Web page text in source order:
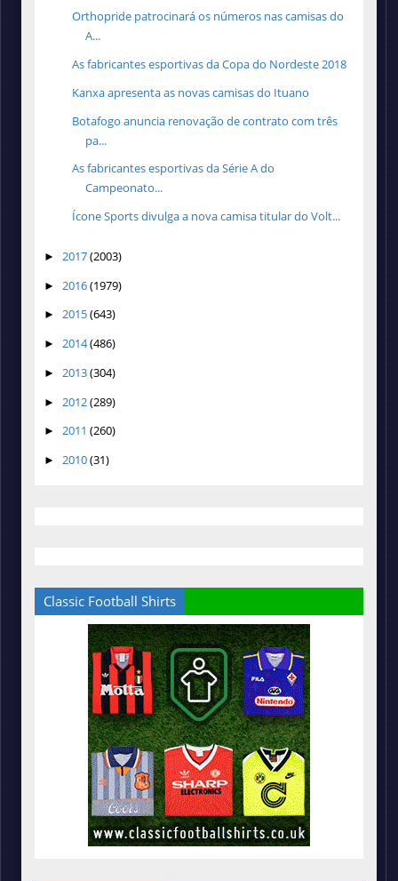
Orthopride patrocinará os números nas camisas do
A...
As fabricantes esportivas da Copa do Nordeste 2018
Kanxa apresenta as novas camisas do Ituano
Botafogo anuncia renovação de contrato com três
pa...
As fabricantes esportivas da Série A do
Campeonato...
Ícone Sports divulga a nova camisa titular do Volt...
► 2017(2003)
► 2016(1979)
► 2015(643)
► 2014(486)
► 2013(304)
► 2012(289)
► 2011 (260)
► 2010(31)
Classic Football Shirts